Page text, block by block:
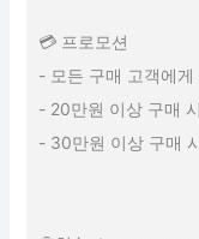
💳 프로모션
- 모든 구매 고객에게
- 20만원 이상 구매
- 30만원 이상 구매